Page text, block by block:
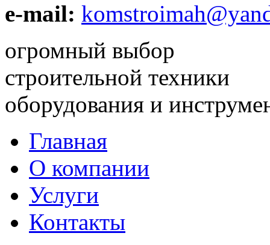
e-mail:
огромный выбор
строительной техники
оборудования и
Главная
О компании
Услуги
Контакты